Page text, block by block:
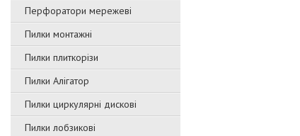
Перфоратори мережеві
Пилки монтажні
Пилки плиткорізи
Пилки Алігатор
Пилки циркулярні дискові
Пилки лобзикові